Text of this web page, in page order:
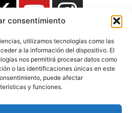
consentimiento
utilizamos tecnologías como las
a la información del dispositivo. El
nos permitirá procesar datos como
o las identificaciones únicas en este
puede afectar
y funciones.